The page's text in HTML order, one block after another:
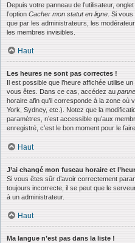
Depuis votre panneau de l’utilisateur,
l’option Cacher mon statut en ligne . Si
que par les administrateurs, les
les membres invisibles.
Haut
Les heures ne sont pas correctes !
Il est possible que l’heure affichée utilise
vous êtes. Dans ce cas, accédez au
horaire afin qu’il corresponde à la zone
York, Sydney, etc.). Notez que la
paramètres, n’est accessible qu’aux
enregistré, c’est le bon moment pour le faire.
Haut
J’ai changé mon fuseau horaire et
Si vous êtes sûr d’avoir correctement
toujours incorrecte, il se peut que le
à un administrateur.
Haut
Ma langue n’est pas dans la liste !